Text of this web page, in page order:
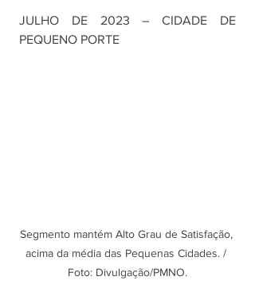
JULHO DE 2023 – CIDADE DE
PEQUENO PORTE
Segmento mantém Alto Grau de Satisfação,
acima da média das Pequenas Cidades. /
Foto: Divulgação/PMNO.